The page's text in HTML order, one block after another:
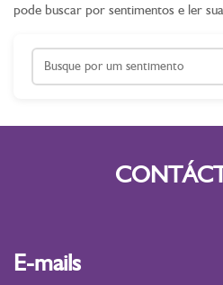
pode buscar por sentimentos e ler
E-mails